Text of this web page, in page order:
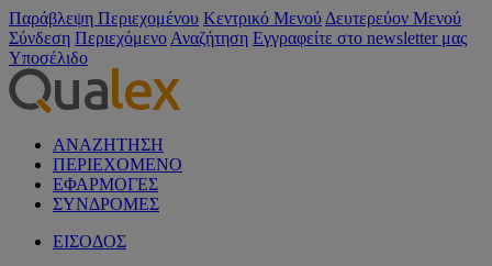
Παράβλεψη Περιεχομένου Κεντρικό Μενού Δευτερεύον Μενού
Σύνδεση Περιεχόμενο Αναζήτηση Εγγραφείτε στο newsletter μας
Υποσέλιδο
ΑΝΑΖΗΤΗΣΗ
ΠΕΡΙΕΧΟΜΕΝΟ
ΕΦΑΡΜΟΓΕΣ
ΣΥΝΔΡΟΜΕΣ
ΕΙΣΟΔΟΣ